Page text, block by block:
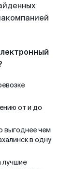
от и до
выгоднее чем
в одну
лучшие